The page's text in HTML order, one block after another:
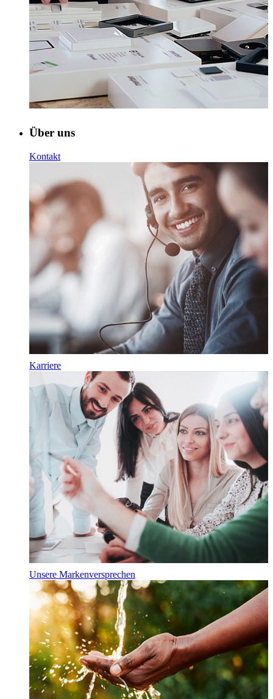
Über uns
Kontakt
Karriere
Unsere Markenversprechen